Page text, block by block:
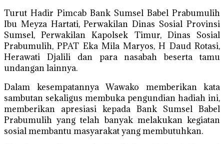
Turut Hadir Pimcab Bank Sumsel Babel Prabumulih
Ibu Meyza Hartati, Perwakilan Dinas Sosial Provinsi
Sumsel, Perwakilan Kapolsek Timur, Dinas Sosial
Prabumulih, PPAT Eka Mila Maryos, H Daud Rotasi,
Herawati Djalili dan para nasabah beserta tamu
undangan lainnya.
Dalam kesempatannya Wawako memberikan kata
sambutan sekaligus membuka pengundian hadiah ini,
memberikan apresiasi kepada Bank Sumsel Babel
Prabumulih yang telah banyak melakukan kegiatan
sosial membantu masyarakat yang membutuhkan.